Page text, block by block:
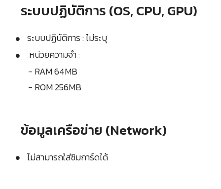
ระบบปฏิบัติการ (OS, CPU, GPU)
ระบบปฏิบัติการ : ไม่ระบุ
หน่วยความจำ :
- RAM 64MB
- ROM 256MB
ข้อมูลเครือข่าย (Network)
ไม่สามารถใส่ซิมการ์ดได้